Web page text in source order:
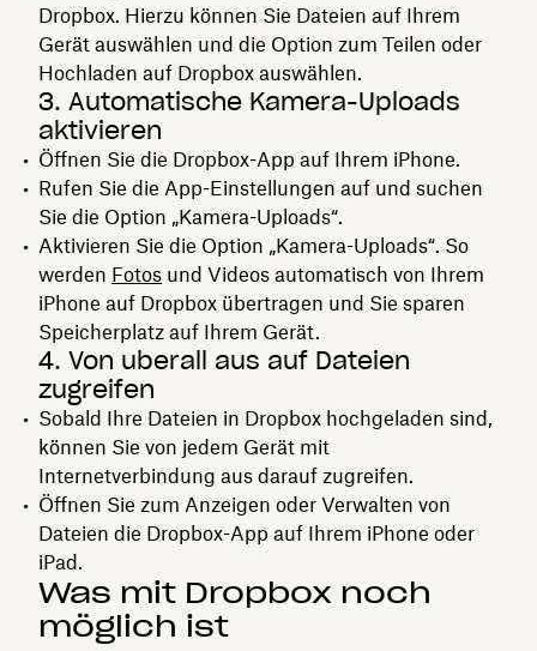
Dropbox. Hierzu können Sie Dateien auf Ihrem
Gerät auswählen und die Option zum Teilen oder
Hochladen auf Dropbox auswählen.
3. Automatische Kamera-Uploads
aktivieren
Öffnen Sie die Dropbox-App auf Ihrem iPhone.
Rufen Sie die App-Einstellungen auf und suchen
Sie die Option „Kamera-Uploads“.
Aktivieren Sie die Option „Kamera-Uploads“. So
werden Fotos und Videos automatisch von Ihrem
iPhone auf Dropbox übertragen und Sie sparen
Speicherplatz auf Ihrem Gerät.
4. Von überall aus auf Dateien
zugreifen
Sobald Ihre Dateien in Dropbox hochgeladen sind,
können Sie von jedem Gerät mit
Internetverbindung aus darauf zugreifen.
Öffnen Sie zum Anzeigen oder Verwalten von
Dateien die Dropbox-App auf Ihrem iPhone oder
iPad.
Was mit Dropbox noch
möglich ist